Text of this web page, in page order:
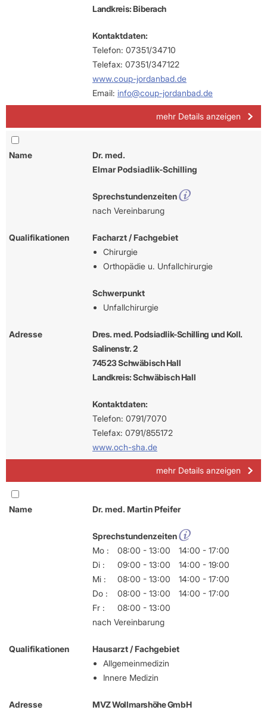
Landkreis: Biberach
Kontaktdaten:
Telefon: 07351/34710
Telefax: 07351/347122
www.coup-jordanbad.de
Email: info@coup-jordanbad.de
mehr Details anzeigen
Name
Dr. med.
Elmar Podsiadlik-Schilling
Sprechstundenzeiten
nach Vereinbarung
Qualifikationen
Facharzt / Fachgebiet
Chirurgie
Orthopädie u. Unfallchirurgie
Schwerpunkt
Unfallchirurgie
Adresse
Dres. med. Podsiadlik-Schilling und Koll.
Salinenstr. 2
74523 Schwäbisch Hall
Landkreis: Schwäbisch Hall
Kontaktdaten:
Telefon: 0791/7070
Telefax: 0791/855172
www.och-sha.de
mehr Details anzeigen
Name Dr. med. Martin Pfeifer
Sprechstundenzeiten
Mo :
08:00 - 13:00
14:00 - 17:00
Di :
09:00 - 13:00
14:00 - 19:00
Mi :
08:00 - 13:00
14:00 - 17:00
Do :
08:00 - 13:00
14:00 - 17:00
Fr :
08:00 - 13:00
nach Vereinbarung
Qualifikationen
Hausarzt / Fachgebiet
Allgemeinmedizin
Innere Medizin
Adresse MVZ Wollmarshöhe GmbH